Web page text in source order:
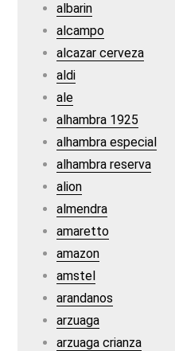
albarin
alcampo
alcazar cerveza
aldi
ale
alhambra 1925
alhambra especial
alhambra reserva
alion
almendra
amaretto
amazon
amstel
arandanos
arzuaga
arzuaga crianza